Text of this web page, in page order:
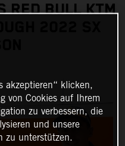
RED BULL KTM
2022 SX
akzeptieren“ klicken,
von Cookies auf Ihrem
zu verbessern, die
und unsere
zu unterstützen.